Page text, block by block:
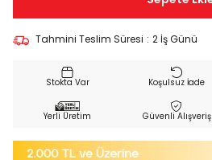
Tahmini Teslim Süresi : 2 İş Günü
Koşulsuz İade
Yerli Üretim Güvenli Alışveriş